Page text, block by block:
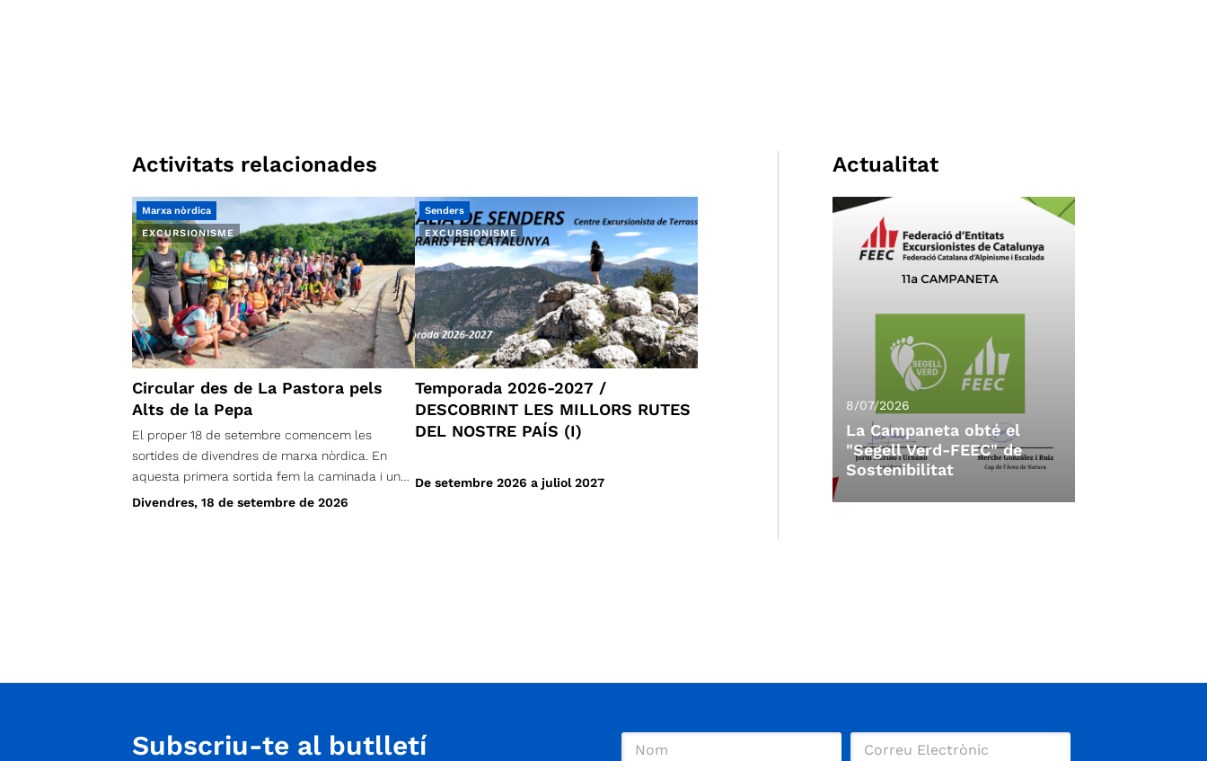
Activitats relacionades
EXCURSIONISME
Marxa nòrdica
Circular des de La Pastora pels
Alts de la Pepa
El proper 18 de setembre comencem les
sortides de divendres de marxa nòrdica. En
aquesta primera sortida fem la caminada i una
mica de sopar de benvinguda.
Divendres, 18 de setembre de 2026
EXCURSIONISME
Senders
Temporada 2026-2027 /
DESCOBRINT LES MILLORS RUTES
DEL NOSTRE PAÍS (I)
De setembre 2026 a juliol 2027
Actualitat
8/07/2026
La Campaneta obté el
"Segell Verd-FEEC" de
Sostenibilitat
Excursionista de Terrassa, amb la
Subscriu-te al butlletí